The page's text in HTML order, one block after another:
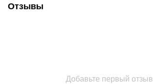
Отзывы
Добавьте первый отзыв